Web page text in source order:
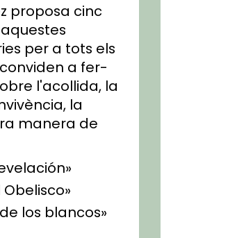
proposa cinc
per a tots els
a fer-
l'acollida, la
la
manera de
Obelisco»
los blancos»